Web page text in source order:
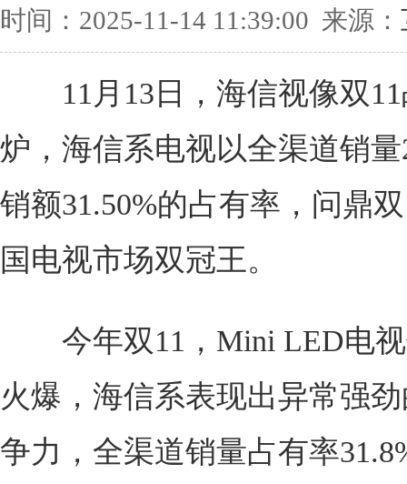
时间：2025-11-14 11:39:00 来源：
11月13日，海信视像双11
炉，海信系电视以全渠道销量
销额31.50%的占有率，问鼎
国电视市场双冠王。
今年双11，Mini LED电视
火爆，海信系表现出异常强
争力，全渠道销量占有率